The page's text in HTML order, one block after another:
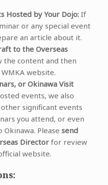
Hosted by Your Dojo:If
or any special event
an article about it.
to the Overseas
the content and then
website.
or Okinawa Visit
events, we also
significant events
you attend, or even
Please send
Directorfor review
website.